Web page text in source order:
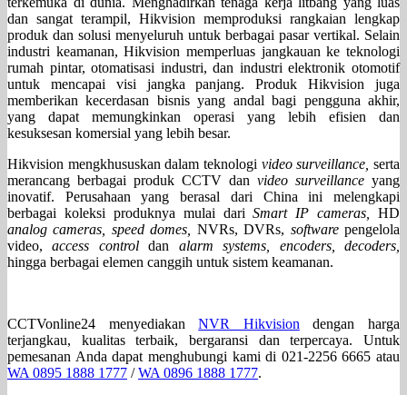
dan sangat terampil, Hikvision memproduksi rangkaian lengkap
produk dan solusi menyeluruh untuk berbagai pasar vertikal. Selain
industri keamanan, Hikvision memperluas jangkauan ke teknologi
rumah pintar, otomatisasi industri, dan industri elektronik otomotif
untuk mencapai visi jangka panjang. Produk Hikvision juga
memberikan kecerdasan bisnis yang andal bagi pengguna akhir,
yang dapat memungkinkan operasi yang lebih efisien dan
kesuksesan komersial yang lebih besar.
Hikvision mengkhususkan dalam teknologi video surveillance, serta
merancang berbagai produk CCTV dan video surveillance yang
inovatif. Perusahaan yang berasal dari China ini melengkapi
berbagai koleksi produknya mulai dariSmart IP cameras,
HD
analog cameras, speed domes,
NVRs, DVRs, softwarepengelola
video,access controldan alarm systems, encoders, decoders,
hingga berbagai elemen canggih untuk sistem keamanan.
CCTVonline24 menyediakanNVR Hikvision dengan harga
terjangkau, kualitas terbaik, bergaransi dan terpercaya. Untuk
pemesanan Anda dapat menghubungi kami di 021-2256 6665 atau
WA 0895 1888 1777 /WA 0896 1888 1777.